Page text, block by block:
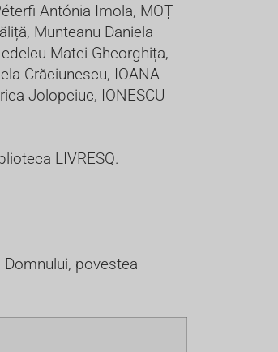
Antónia Imola, MOȚ
Munteanu Daniela
Matei Gheorghița,
Crăciunescu, IOANA
Jolopciuc, IONESCU
LIVRESQ.
povestea